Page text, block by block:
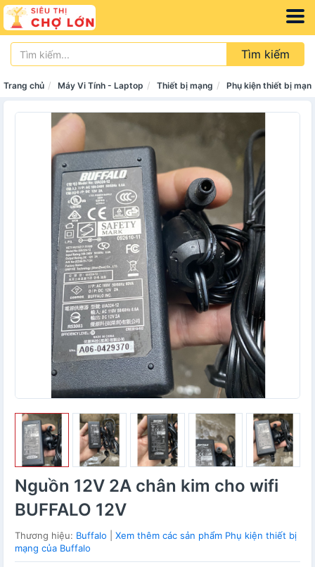
Tìm kiếm
Trang chủ Máy Vi Tính - Laptop Thiết bị mạng Phụ kiện thiết bị
Nguồn 12V 2A chân kim cho wifi
BUFFALO 12V
Thương hiệu: Buffalo
Xem thêm các sản phẩm Phụ kiện thiết bị
mạng của Buffalo